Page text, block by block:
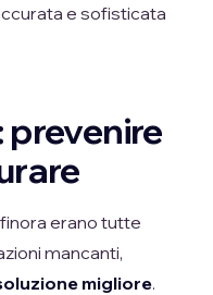
e sofisticata
prevenire
erano tutte
mancanti,
migliore.